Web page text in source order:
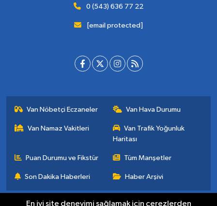
0 (543) 636 77 22
[email protected]
Van Nöbetçi Eczaneler Van Hava Durumu
Van Namaz Vakitleri
Van Trafik Yoğunluk
Haritası
Puan Durumu ve Fikstür Tüm Manşetler
Son Dakika Haberleri Haber Arşivi
En iyi site deneyimi sağlamak için çerezlerden